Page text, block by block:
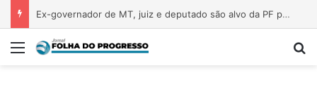
Ex-governador de MT, juiz e deputado são alvo da PF por desvio de R$ 308 mi em acordo com a Oi
Menu